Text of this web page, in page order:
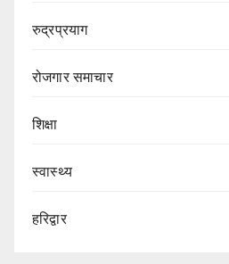
रुद्रप्रयाग
रोजगार समाचार
शिक्षा
स्वास्थ्य
हरिद्वार